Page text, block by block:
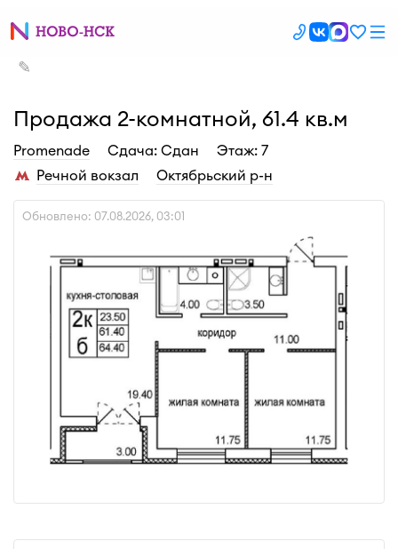
✎
Продажа 2-комнатной, 61.4 кв.м
Promenade Cдача: Сдан
Этаж: 7
Речной вокзал
Октябрьский р-н
Обновлено: 07.08.2026, 03:01